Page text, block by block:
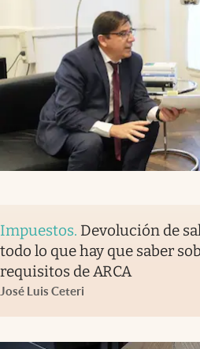
Impuestos. Devolución de
todo lo que hay que saber
requisitos de ARCA
José Luis Ceteri